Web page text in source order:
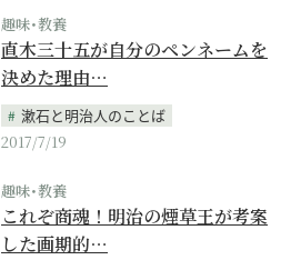
趣味･教養
直木三十五が自分のペンネームを
決めた理由…
漱石と明治人のことば
2017/7/19
趣味･教養
これぞ商魂！明治の煙草王が考案
した画期的…